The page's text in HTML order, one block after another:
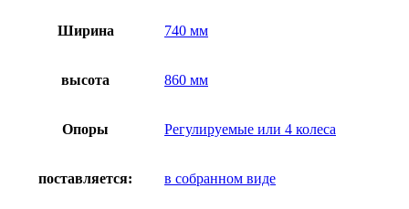
Ширина 740 мм
высота 860 мм
Опоры Регулируемые или 4 колеса
поставляется: в собранном виде